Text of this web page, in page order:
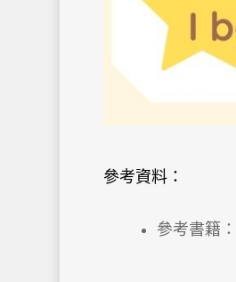
參考資料：
參考書籍